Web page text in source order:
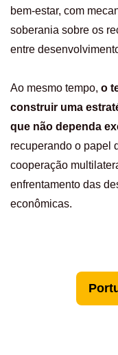
bem-estar, com
soberania sobre os
entre
Ao mesmo tempo, o
construir uma
que não dependa
recuperando o papel
cooperação
enfrentamento das
econômicas.